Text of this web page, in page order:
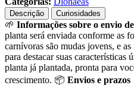
Descrição Curiosidades
🌱 Informações sobre o envio
planta será enviada conforme as
carnívoras são mudas jovens, e
para destacar suas características
planta já plantada, pronta para
crescimento. 📦 Envios e prazos